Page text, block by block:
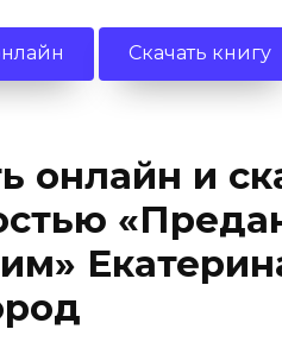
Скачать книгу
онлайн и